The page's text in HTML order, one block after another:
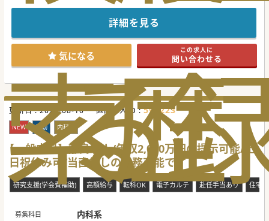
索
る
歴
が出ました！
現在、常勤1名体制で老健とクリニックを運営しております
今後の体制強化のために募集しております。
鹿児島から1日1~2便、飛行機が出ており、
周囲は青く美しい珊瑚礁の海と色とりどりの花に囲まれた美
しい離島です。
生活に必要なお店やサービス等のインフラも整っていますの
非常に暮らしやすい環境です。
#年度内入職可 #秋入職可
詳細を見る
気になる この求人に
問い合わせる
更新日 :2026-08-10 医師求人ID :597223
NEW 常勤 内科系
【一般内科】離島求人/年収2,000万円の提示可能/土
日祝休み可/当直無しの勤務可能です
研究支援(学会費補助) 高額給与 転科OK 電子カルテ 赴任手当あり 住宅
募集科目 内科系